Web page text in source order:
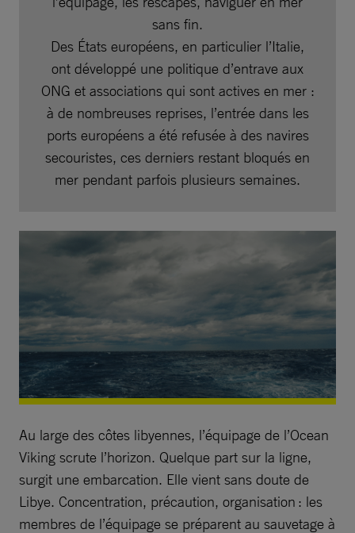
sans fin.
Des États européens, en particulier l’Italie,
ont développé une politique d’entrave aux
ONG et associations qui sont actives en mer :
à de nombreuses reprises, l’entrée dans les
ports européens a été refusée à des navires
secouristes, ces derniers restant bloqués en
mer pendant parfois plusieurs semaines.
Au large des côtes libyennes, l’équipage de l’Ocean
Viking scrute l’horizon. Quelque part sur la ligne,
surgit une embarcation. Elle vient sans doute de
Libye. Concentration, précaution, organisation : les
membres de l’équipage se préparent au sauvetage à